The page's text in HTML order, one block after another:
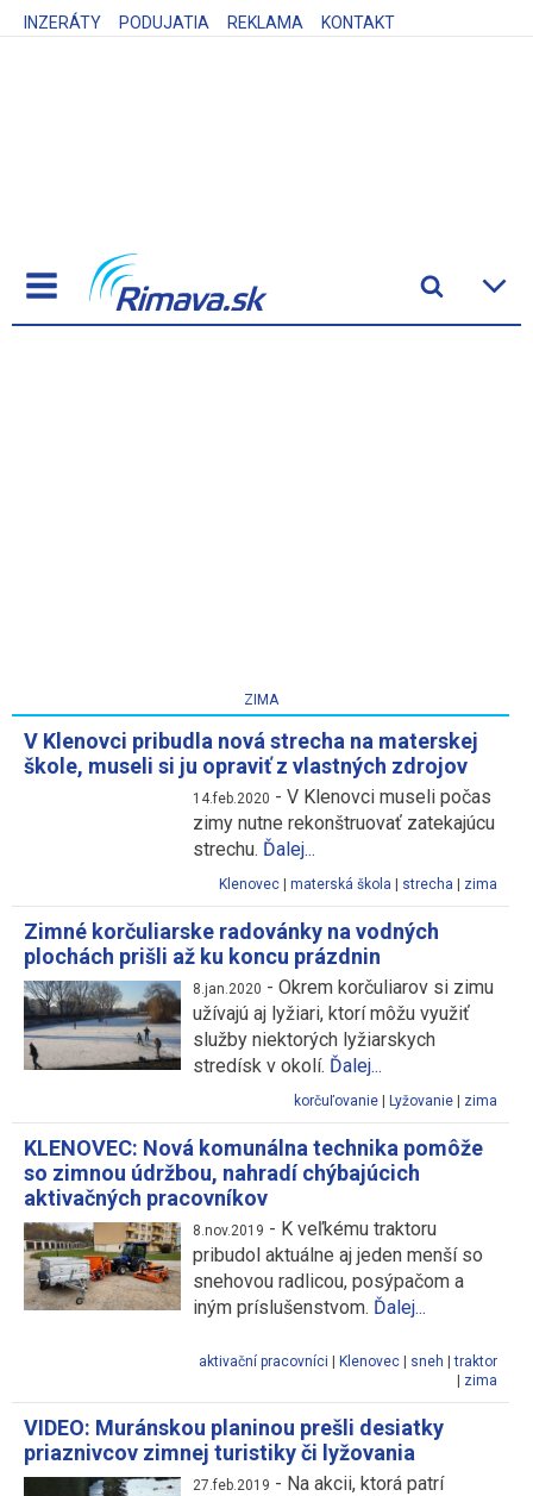
INZERÁTY PODUJATIA REKLAMA KONTAKT
ZIMA
V Klenovci pribudla nová strecha na materskej
škole, museli si ju opraviť z vlastných zdrojov
14.feb.2020 - V Klenovci museli počas
zimy nutne rekonštruovať zatekajúcu
strechu. Ďalej...
Klenovec materská škola strecha zima
Zimné korčuliarske radovánky na vodných
plochách prišli až ku koncu prázdnin
8.jan.2020 - Okrem korčuliarov si zimu
užívajú aj lyžiari, ktorí môžu využiť
služby niektorých lyžiarskych
stredísk v okolí. Ďalej...
korčuľovanie Lyžovanie zima
KLENOVEC: Nová komunálna technika pomôže
so zimnou údržbou, nahradí chýbajúcich
aktivačných pracovníkov
8.nov.2019 - K veľkému traktoru
pribudol aktuálne aj jeden menší so
snehovou radlicou, posýpačom a
iným príslušenstvom. Ďalej...
aktivační pracovníci Klenovec sneh |traktor
zima
VIDEO: Muránskou planinou prešli desiatky
priaznivcov zimnej turistiky či lyžovania
27.feb.2019 - Na akcii, ktorá patrí